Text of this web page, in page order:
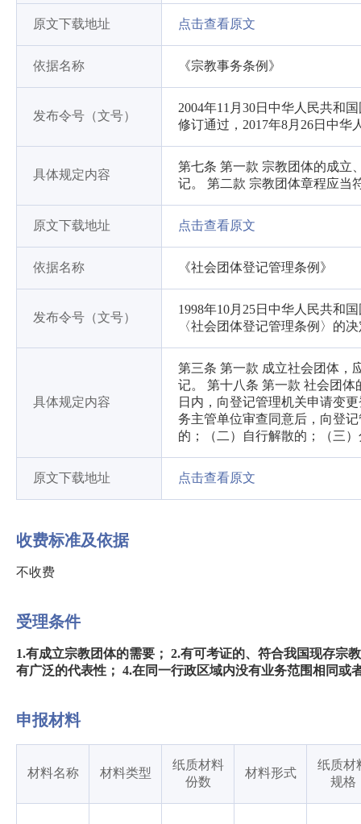
原文下载地址 点击查看原文
依据名称 《宗教事务条例》
发布令号（文号）
2004年11月30日中华人民共和
修订通过，2017年8月26日中华
具体规定内容
第七条 第一款 宗教团体的成立
记。 第二款 宗教团体章程应当
原文下载地址 点击查看原文
依据名称 《社会团体登记管理条例》
发布令号（文号）
1998年10月25日中华人民共和
〈社会团体登记管理条例〉的
具体规定内容
第三条 第一款 成立社会团体，
记。 第十八条 第一款 社会团
日内，向登记管理机关申请变
务主管单位审查同意后，向登
的；（二）自行解散的；（三
原文下载地址 点击查看原文
收费标准及依据
不收费
受理条件
1.有成立宗教团体的需要； 2.有可考证的、符合我国现存宗
有广泛的代表性； 4.在同一行政区域内没有业务范围相同或
申报材料
材料名称 材料类型
纸质材料
份数
材料形式
纸质材
规格